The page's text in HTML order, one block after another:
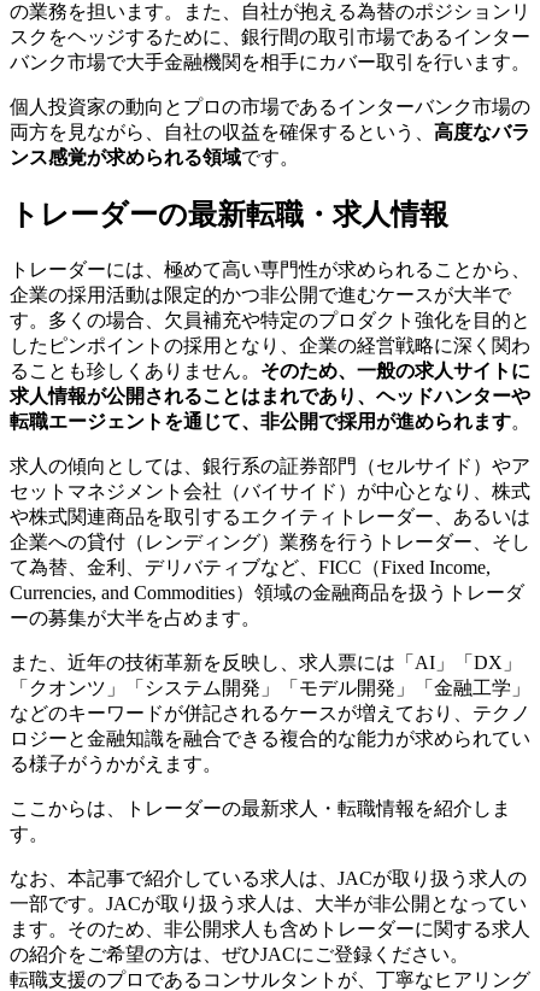
の業務を担います。また、自社が抱える為替のポジションリ
スクをヘッジするために、銀行間の取引市場であるインター
バンク市場で大手金融機関を相手にカバー取引を行います。
個人投資家の動向とプロの市場であるインターバンク市場の
両方を見ながら、自社の収益を確保するという、 高度なバラ
ンス感覚が求められる領域です。
トレーダーの最新転職・求人情報
トレーダーには、極めて高い専門性が求められることから、
企業の採用活動は限定的かつ非公開で進むケースが大半で
す。多くの場合、欠員補充や特定のプロダクト強化を目的と
したピンポイントの採用となり、企業の経営戦略に深く関わ
ることも珍しくありません。 そのため、一般の求人サイトに
求人情報が公開されることはまれであり、ヘッドハンターや
転職エージェントを通じて、非公開で採用が進められます。
求人の傾向としては、銀行系の証券部門（セルサイド）やア
セットマネジメント会社（バイサイド）が中心となり、株式
や株式関連商品を取引するエクイティトレーダー、あるいは
企業への貸付（レンディング）業務を行うトレーダー、そし
て為替、金利、デリバティブなど、FICC（Fixed Income,
Currencies, and Commodities）領域の金融商品を扱うトレーダ
ーの募集が大半を占めます。
また、近年の技術革新を反映し、求人票には「AI」「DX」
「クオンツ」「システム開発」「モデル開発」「金融工学」
などのキーワードが併記されるケースが増えており、テクノ
ロジーと金融知識を融合できる複合的な能力が求められてい
る様子がうかがえます。
ここからは、トレーダーの最新求人・転職情報を紹介しま
す。
なお、本記事で紹介している求人は、JACが取り扱う求人の
一部です。JACが取り扱う求人は、大半が非公開となってい
ます。そのため、非公開求人も含めトレーダーに関する求人
の紹介をご希望の方は、ぜひJACにご登録ください。
転職支援のプロであるコンサルタントが、丁寧なヒアリング